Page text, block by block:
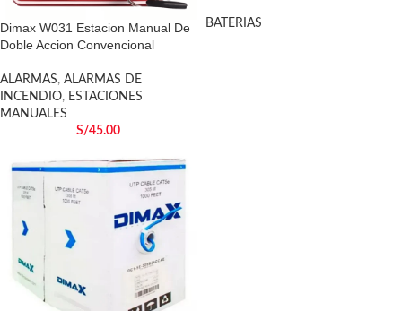
Dimax W031 Estacion Manual De
Doble Accion Convencional
ALARMAS, ALARMAS DE
INCENDIO, ESTACIONES
MANUALES
S/45.00
BATERIAS